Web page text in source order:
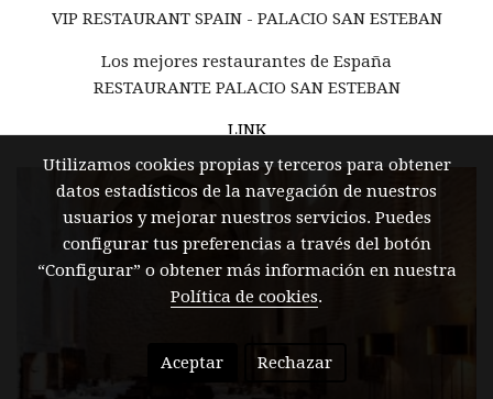
VIP RESTAURANT SPAIN - PALACIO SAN ESTEBAN
Los mejores restaurantes de España
RESTAURANTE PALACIO SAN ESTEBAN
LINK
Utilizamos cookies propias y terceros para obtener
datos estadísticos de la navegación de nuestros
usuarios y mejorar nuestros servicios. Puedes
configurar tus preferencias a través del botón
“Configurar” o obtener más información en nuestra
Política de cookies.
Aceptar Rechazar